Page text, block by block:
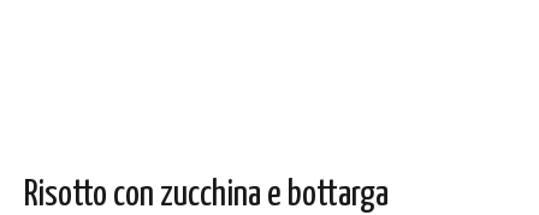
Risotto con zucchina e bottarga